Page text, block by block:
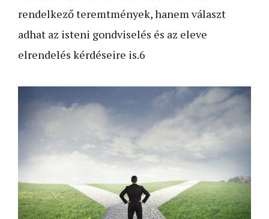
rendelkező teremtmények, hanem választ
adhat az isteni gondviselés és az eleve
elrendelés kérdéseire is.6